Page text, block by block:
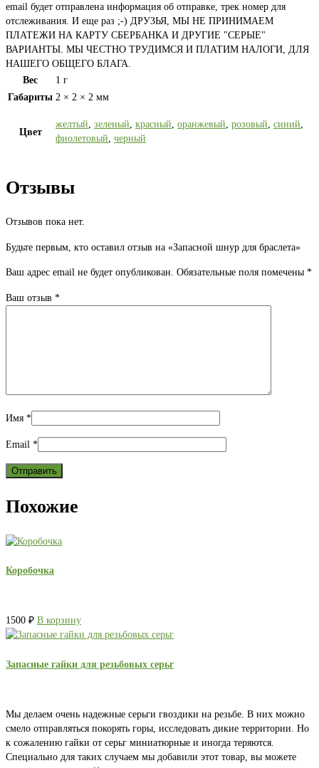
email будет отправлена информация об отправке, трек номер для
отслеживания. И еще раз ;-) ДРУЗЬЯ, МЫ НЕ ПРИНИМАЕМ
ПЛАТЕЖИ НА КАРТУ СБЕРБАНКА И ДРУГИЕ "СЕРЫЕ"
ВАРИАНТЫ. МЫ ЧЕСТНО ТРУДИМСЯ И ПЛАТИМ НАЛОГИ, ДЛЯ
НАШЕГО ОБЩЕГО БЛАГА.
Вес
1 г
Габариты 2 × 2 × 2 мм
Цвет
желтый, зеленый, красный, оранжевый, розовый, синий,
фиолетовый, черный
Отзывы
Отзывов пока нет.
Будьте первым, кто оставил отзыв на «Запасной шнур для браслета»
Ваш адрес email не будет опубликован. Обязательные поля помечены *
Ваш отзыв *
Имя *
Email *
Похожие
Коробочка
1500 ₽ В корзину
Запасные гайки для резьбовых серьг
Мы делаем очень надежные серьги гвоздики на резьбе. В них можно
смело отправляться покорять горы, исследовать дикие территории. Но
к сожалению гайки от серьг миниатюрные и иногда теряются.
Специально для таких случаем мы добавили этот товар, вы можете